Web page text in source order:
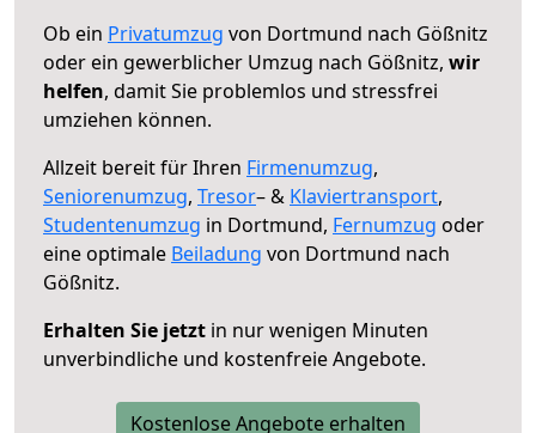
Ob ein Privatumzug von Dortmund nach Gößnitz
oder ein gewerblicher Umzug nach Gößnitz, wir
helfen, damit Sie problemlos und stressfrei
umziehen können.
Allzeit bereit für Ihren Firmenumzug,
Seniorenumzug, Tresor– & Klaviertransport,
Studentenumzug in Dortmund, Fernumzug oder
eine optimale Beiladung von Dortmund nach
Gößnitz.
Erhalten Sie jetzt in nur wenigen Minuten
unverbindliche und kostenfreie Angebote.
Kostenlose Angebote erhalten